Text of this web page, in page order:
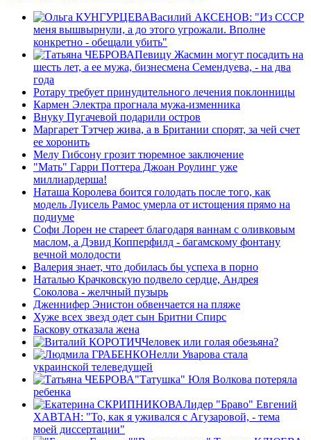
Василий АКСЕНОВ: "Из СССР
меня вышвырнули, а до этого угрожали. Вполне
конкретно - обещали убить"
Певицу Жасмин могут посадить на
шесть лет, а ее мужа, бизнесмена Семендуева, - на два
года
Ротару требует принудительного лечения поклонницы
Кармен Электра прогнала мужа-изменника
Внуку Пугачевой подарили остров
Маргарет Тэтчер жива, а в Британии спорят, за чей счет
ее хоронить
Мелу Гибсону грозит тюремное заключение
"Мать" Гарри Поттера Джоан Роулинг уже
миллиардерша!
Наташа Королева боится голодать после того, как
модель Луисель Рамос умерла от истощения прямо на
подиуме
Софи Лорен не стареет благодаря ваннам с оливковым
маслом, а Дэвид Копперфилд - багамскому фонтану
вечной молодости
Валерия знает, что добилась бы успеха в порно
Наталью Крачковскую подвело сердце, Андрея
Соколова - желчный пузырь
Дженнифер Энистон обвенчается на пляже
Хуже всех звезд одет сын Бритни Спирс
Баскову отказала жена
Человек или голая обезьяна?
Нелли Уварова стала
украинской телеведущей
"Татушка" Юля Волкова потеряла
ребенка
Лидер "Браво" Евгений
ХАВТАН: "То, как я уживался с Агузаровой, - тема
моей диссертации"